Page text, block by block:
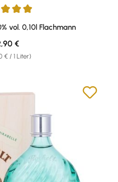
von 5 von 5 Sternen
vol. 0,10l Flachmann
€ / 1 Liter)
Preis:
€